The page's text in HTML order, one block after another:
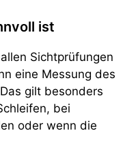
ist
Sichtprüfungen
eine Messung des
gilt besonders
bei
oder wenn die